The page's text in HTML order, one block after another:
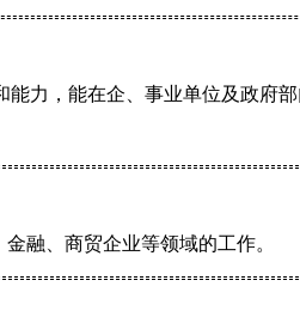
力，能在企、事业单位及政府
融、商贸企业等领域的工作。